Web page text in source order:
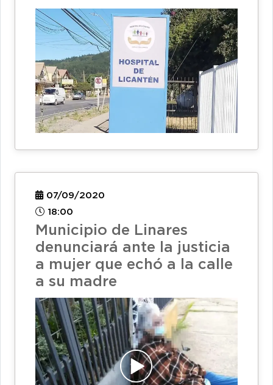
07/09/2020
18:00
Municipio de Linares
denunciará ante la justicia
a mujer que echó a la calle
a su madre